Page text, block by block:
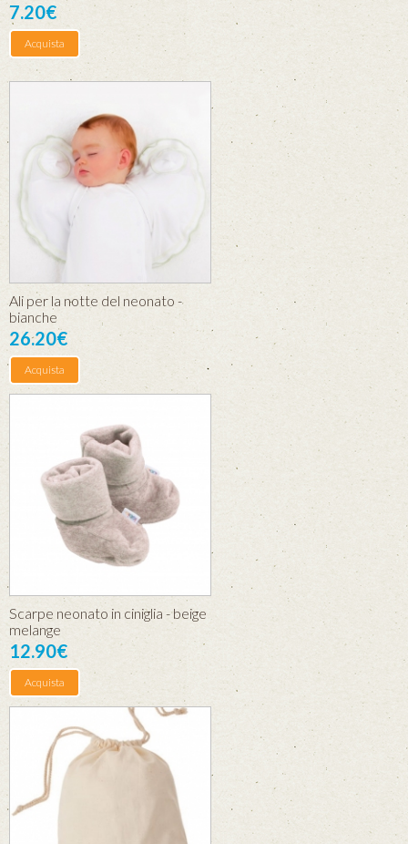
7.20€
Acquista
Ali per la notte del neonato -
bianche
26.20€
Acquista
Scarpe neonato in ciniglia - beige
melange
12.90€
Acquista